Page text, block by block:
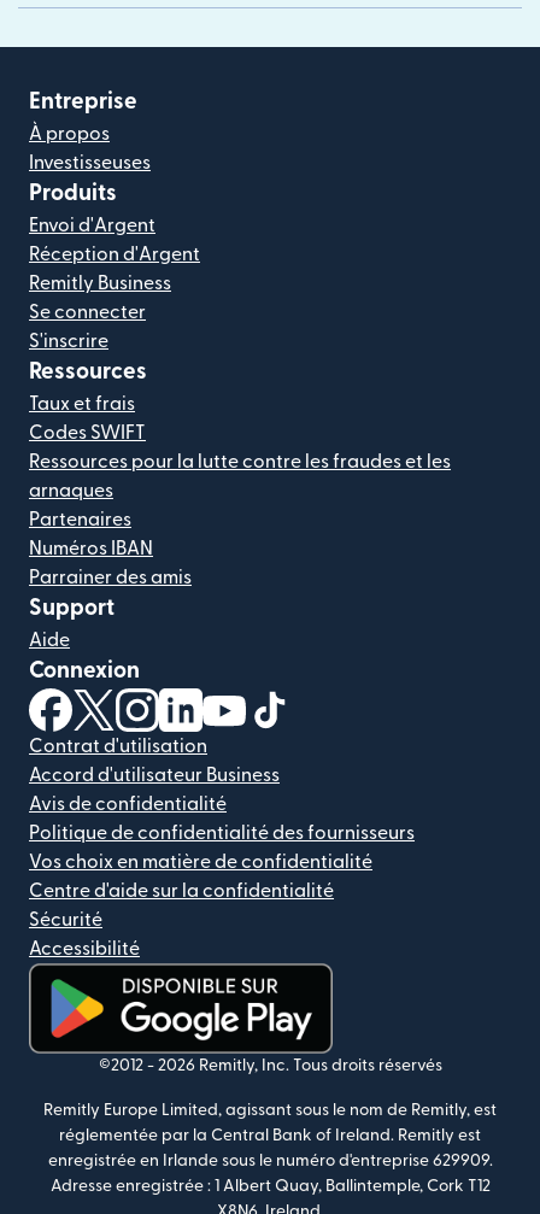
Entreprise
À propos
Investisseuses
Produits
Envoi d'Argent
Réception d'Argent
Remitly Business
Se connecter
S'inscrire
Ressources
Taux et frais
Codes SWIFT
Ressources pour la lutte contre les fraudes et les
arnaques
Partenaires
Numéros IBAN
Parrainer des amis
Support
Aide
Connexion
(s'ouvre dans une nouvelle fenêtre)
(s'ouvre dans une nouvelle fenêtre)
(s'ouvre dans une nouvelle fenêtre)
(s'ouvre dans une nouvelle fenêtre)
(s'ouvre dans une nouvelle
Contrat d'utilisation
Accord d'utilisateur Business
Avis de confidentialité
Politique de confidentialité des fournisseurs
Vos choix en matière de confidentialité
Centre d'aide sur la confidentialité
Sécurité
Accessibilité
(s'ouvre dans une nouvelle fenêtre)
©2012 - 2026 Remitly, Inc. Tous droits réservés
Remitly Europe Limited, agissant sous le nom de Remitly, est
réglementée par la Central Bank of Ireland. Remitly est
enregistrée en Irlande sous le numéro d'entreprise 629909.
Adresse enregistrée : 1 Albert Quay, Ballintemple, Cork T12